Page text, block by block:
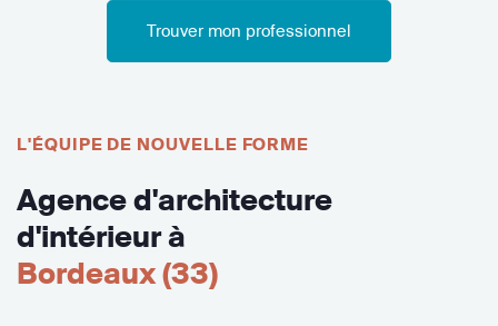
Trouver mon professionnel
L'ÉQUIPE DE NOUVELLE FORME
Agence d'architecture
d'intérieur à
Bordeaux (33)